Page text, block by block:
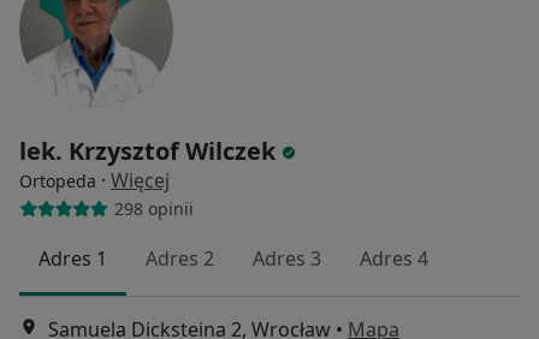
lek. Krzysztof Wilczek
Ortopeda · Więcej
298 opinii
Adres 1 Adres 2 Adres 3 Adres 4
Samuela Dicksteina 2, Wrocław • Mapa